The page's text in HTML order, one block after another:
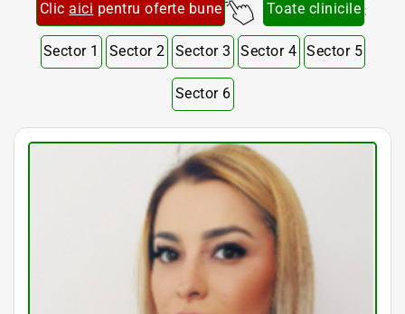
Clicaici pentru oferte bune Toate clinicile ;
Sector 1 Sector 2 Sector 3 Sector 4 Sector 5
Sector 6